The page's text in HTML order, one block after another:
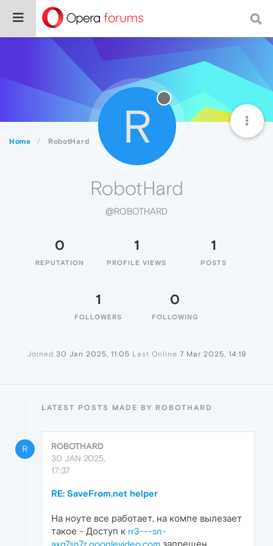
Home RobotHard R
RobotHard
@ROBOTHARD
0
REPUTATION
1
PROFILE VIEWS
1
POSTS
1
FOLLOWERS
0
FOLLOWING
Joined 30 Jan 2025, 11:05 Last Online 7 Mar 2025, 14:19
LATEST POSTS MADE BY ROBOTHARD
R
ROBOTHARD
30 JAN 2025,
17:37
RE: SaveFrom.net helper
На ноуте все работает, на компе вылезает
такое - Доступ к rr3---sn-
axq7sn7z.googlevideo.com запрещен